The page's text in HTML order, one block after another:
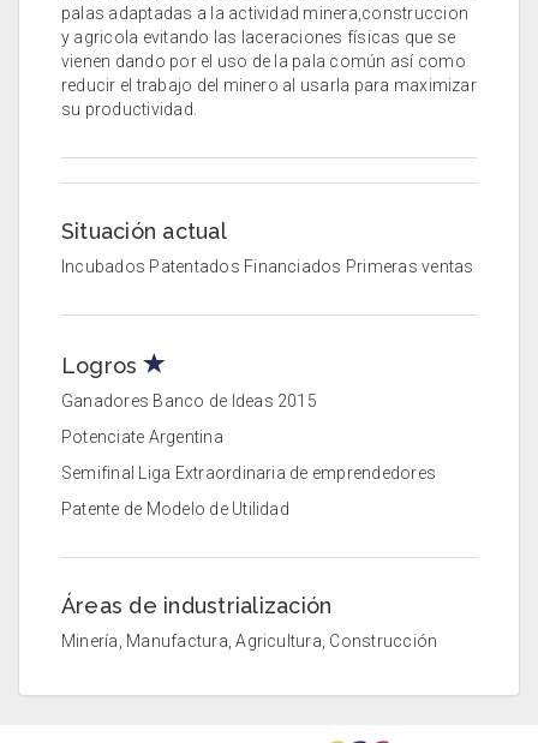
palas adaptadas a la actividad minera,construccion
y agricola evitando las laceraciones físicas que se
vienen dando por el uso de la pala común así como
reducir el trabajo del minero al usarla para maximizar
su productividad.
Situación actual
Incubados Patentados Financiados Primeras ventas
Logros
Ganadores Banco de Ideas 2015
Potenciate Argentina
Semifinal Liga Extraordinaria de emprendedores
Patente de Modelo de Utilidad
Áreas de industrialización
Minería, Manufactura, Agricultura, Construcción